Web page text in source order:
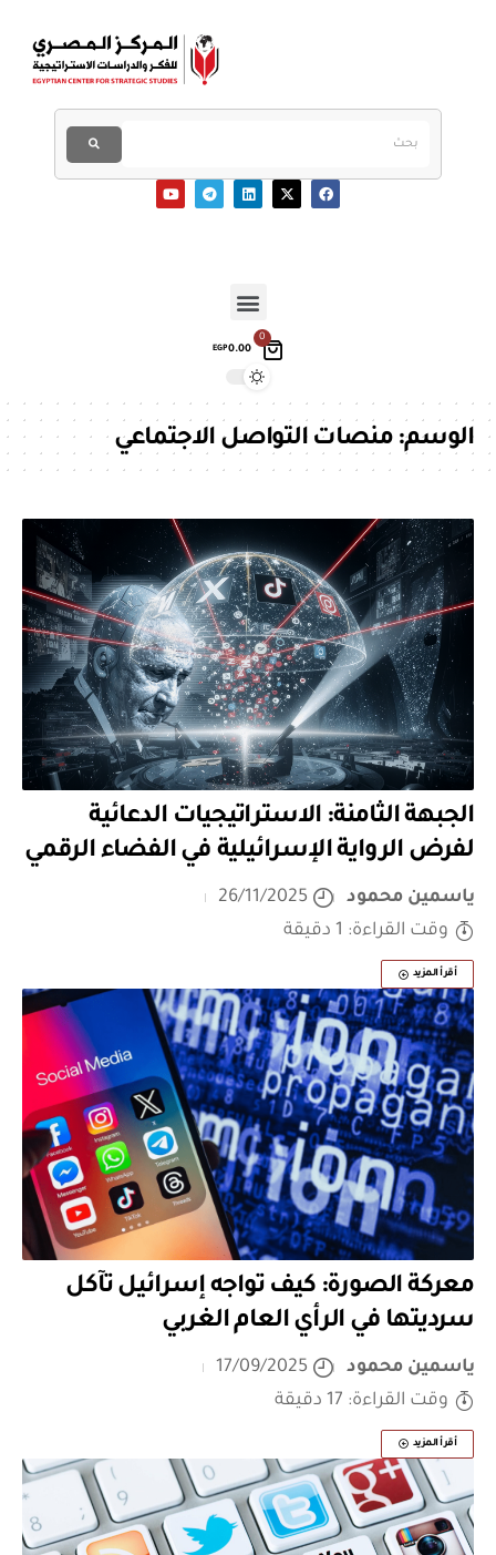
0
EGP0.00
الوسم:منصات التواصل الاجتماعي
الجبهة الثامنة: الاستراتيجيات الدعائية
لفرض الرواية الإسرائيلية في الفضاء الرقمي
ياسمين محمود
26/11/2025
وقت القراءة: 1 دقيقة
أقرأ المزيد
معركة الصورة: كيف تواجه إسرائيل تآكل
سرديتها في الرأي العام الغربي
ياسمين محمود
17/09/2025
وقت القراءة: 17 دقيقة
أقرأ المزيد